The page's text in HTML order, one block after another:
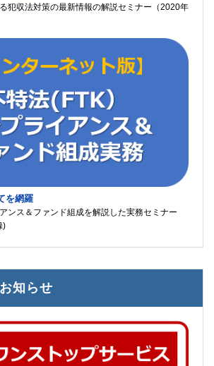
犯収法対策の最新情報の解説セミナー（2020年
を網羅
ンス＆ファンド組成を解説した実務セミナー
)
知らせ